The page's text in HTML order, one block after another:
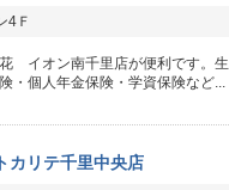
4Ｆ
イオン南千里店が便利です。生
・個人年金保険・学資保険など...
カリテ千里中央店